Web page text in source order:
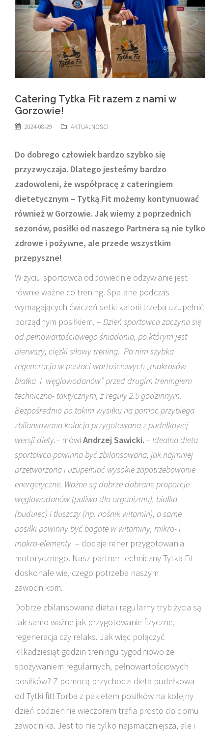
Catering Tytka Fit razem z nami w
Gorzowie!
2024-08-29 AKTUALNOŚCI
Do dobrego człowiek bardzo szybko się
przyzwyczaja. Dlatego jesteśmy bardzo
zadowoleni, że współpracę z cateringiem
dietetycznym – Tytką Fit możemy kontynuować
również w Gorzowie. Jak wiemy z poprzednich
sezonów, posiłki od naszego Partnera są nie tylko
zdrowe i pożywne, ale przede wszystkim
przepyszne!
W życiu sportowca odpowiednie odżywianie jest
równie ważne co trening. Spalane podczas
wymagających ćwiczeń setki kalorii trzeba uzupełnić
porządnym posiłkiem. – Dzień sportowca zaczyna się
od pełnowartościowego śniadania, po którym jest
pierwszy, ciężki siłowy trening. Po nim szybka
regeneracja w postaci wartościowych „makrosów-
białka i węglowodanów” przed drugim treningiem
techniczno- taktycznym, z reguły 2.5 godzinnym.
Bezpośrednio po takim wysiłku na pomoc przybiega
zbilansowana kolacja przygotowana z pudełkowej
wersji diety.– mówi Andrzej Sawicki. – Idealna dieta
sportowca powinna być zbilansowana, jak najmniej
przetworzona i uzupełniać wysokie zapotrzebowanie
energetyczne. Ważne są dobrze dobrane proporcje
węglowodanów (paliwo dla organizmu), białka
(budulec) i tłuszczy (np. nośnik witamin), a same
posiłki powinny być bogate w witaminy, mikro- i
makro-elementy – dodaje rener przygotowania
motorycznego. Nasz partner techniczny Tytka Fit
doskonale wie, czego potrzeba naszym
zawodnikom.
Dobrze zbilansowana dieta i regularny tryb życia są
tak samo ważne jak przygotowanie fizyczne,
regeneracja czy relaks. Jak więc połączyć
kilkadziesiąt godzin treningu tygodniowo ze
spożywaniem regularnych, pełnowartościowych
posiłków? Z pomocą przychodzi dieta pudełkowa
od Tytki fit! Torba z pakietem posiłków na kolejny
dzień codziennie wieczorem trafia prosto do domu
zawodnika. Jest to nie tylko najsmaczniejsza, ale i